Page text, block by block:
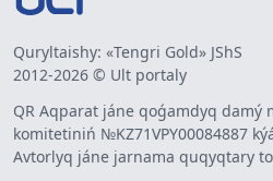
Quryltaishy: «Tengri Gold» JShS
2012-2026 © Ult portaly
QR Aqparat jáne qoǵamdyq
komitetiniń №KZ71VPY00084887
Avtorlyq jáne jarnama quqyqtary